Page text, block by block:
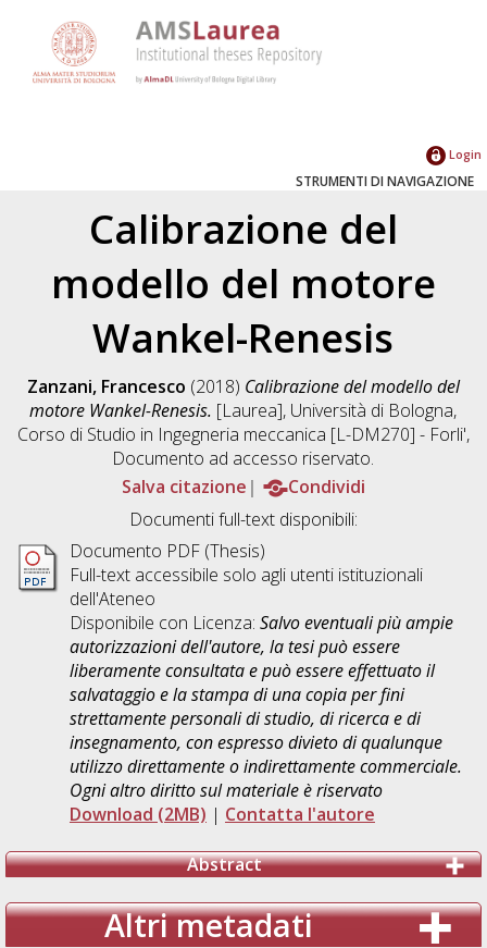
Login
STRUMENTI DI NAVIGAZIONE
Calibrazione del
modello del motore
Wankel-Renesis
Zanzani, Francesco (2018) Calibrazione del modello del
motore Wankel-Renesis. [Laurea], Università di Bologna,
Corso di Studio in Ingegneria meccanica [L-DM270] - Forli',
Documento ad accesso riservato.
Salva citazione
Condividi
Documenti full-text disponibili:
Documento PDF (Thesis)
Full-text accessibile solo agli utenti istituzionali
dell'Ateneo
Disponibile con Licenza: Salvo eventuali più ampie
autorizzazioni dell'autore, la tesi può essere
liberamente consultata e può essere effettuato il
salvataggio e la stampa di una copia per fini
strettamente personali di studio, di ricerca e di
insegnamento, con espresso divieto di qualunque
utilizzo direttamente o indirettamente commerciale.
Ogni altro diritto sul materiale è riservato
Download (2MB) | Contatta l'autore
Abstract
Altri metadati